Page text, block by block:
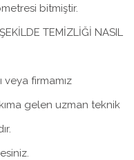
bitmiştir.
TEMİZLİĞİ NASIL
veya firmamız
gelen uzman teknik